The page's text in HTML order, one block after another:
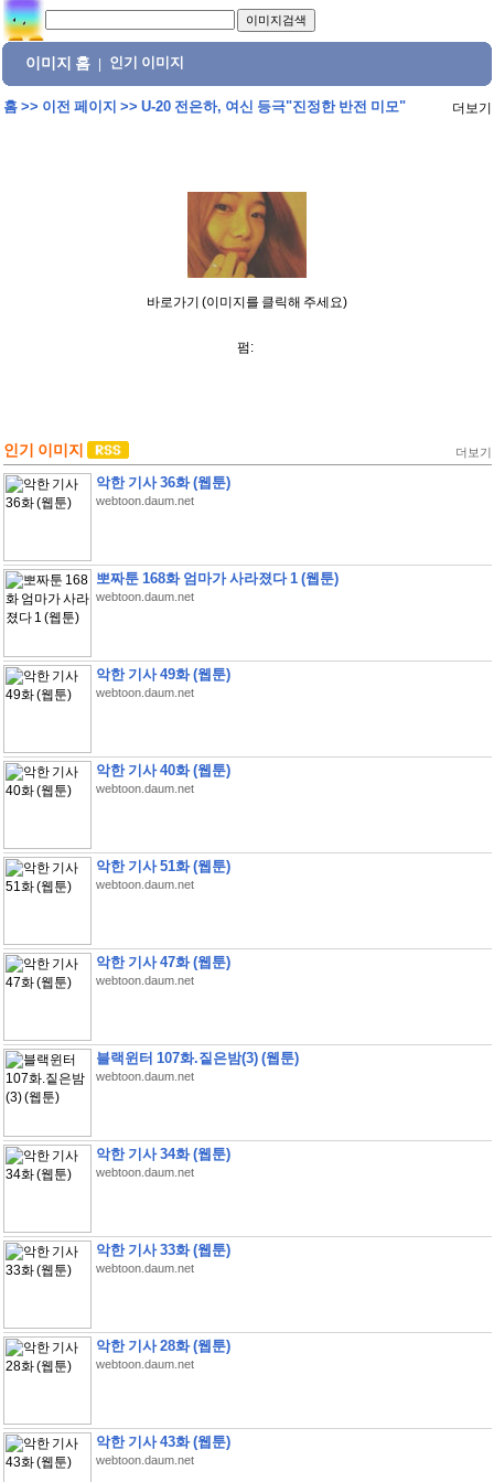
이미지 홈 인기 이미지
홈>> 이전 페이지 >> U-20 전은하, 여신 등극"진정한 반전 미모" 더보기
바로가기 (이미지를 클릭해 주세요)
펌:
인기 이미지 더보기
악한 기사 36화 (웹툰)
webtoon.daum.net
뽀짜툰 168화 엄마가 사라졌다 1 (웹툰)
webtoon.daum.net
악한 기사 49화 (웹툰)
webtoon.daum.net
악한 기사 40화 (웹툰)
webtoon.daum.net
악한 기사 51화 (웹툰)
webtoon.daum.net
악한 기사 47화 (웹툰)
webtoon.daum.net
블랙윈터 107화.짙은밤(3) (웹툰)
webtoon.daum.net
악한 기사 34화 (웹툰)
webtoon.daum.net
악한 기사 33화 (웹툰)
webtoon.daum.net
악한 기사 28화 (웹툰)
webtoon.daum.net
악한 기사 43화 (웹툰)
webtoon.daum.net